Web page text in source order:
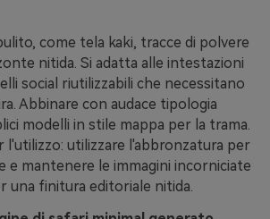
come tela kaki, tracce di polvere
nitida. Si adatta alle intestazioni
social riutilizzabili che necessitano
Abbinare con audace tipologia
modelli in stile mappa per la trama.
l'utilizzo: utilizzare l'abbronzatura per
e mantenere le immagini incorniciate
una finitura editoriale nitida.